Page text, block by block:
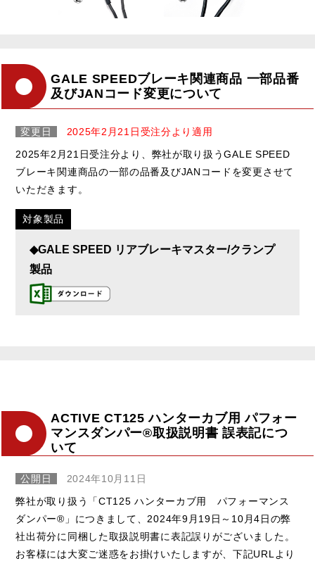
GALE SPEEDブレーキ関連商品 一部品番
及びJANコード変更について
変更日
2025年2月21日受注分より適用
2025年2月21日受注分より、弊社が取り扱うGALE SPEED
ブレーキ関連商品の一部の品番及びJANコードを変更させて
いただきます。
対象製品
◆GALE SPEED リアブレーキマスター/クランプ
製品
ACTIVE CT125 ハンターカブ用 パフォー
マンスダンパー®取扱説明書 誤表記につ
いて
公開日
2024年10月11日
弊社が取り扱う「CT125 ハンターカブ用 パフォーマンス
ダンパー®」につきまして、2024年9月19日～10月4日の弊
社出荷分に同梱した取扱説明書に表記誤りがございました。
お客様には大変ご迷惑をお掛けいたしますが、下記URLより